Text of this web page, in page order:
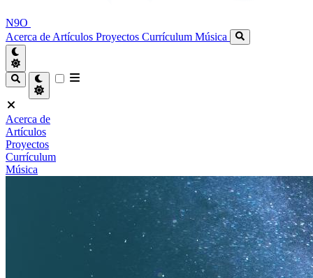
N9O
Acerca de Artículos Proyectos Currículum Música
Acerca de
Artículos
Proyectos
Currículum
Música